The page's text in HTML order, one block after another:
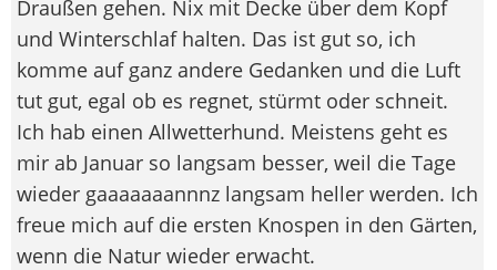
Draußen gehen. Nix mit Decke über dem Kopf
und Winterschlaf halten. Das ist gut so, ich
komme auf ganz andere Gedanken und die Luft
tut gut, egal ob es regnet, stürmt oder schneit.
Ich hab einen Allwetterhund. Meistens geht es
mir ab Januar so langsam besser, weil die Tage
wieder gaaaaaaannnz langsam heller werden. Ich
freue mich auf die ersten Knospen in den Gärten,
wenn die Natur wieder erwacht.